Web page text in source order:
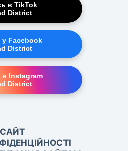
в TikTok
District
Facebook
District
Instagram
District